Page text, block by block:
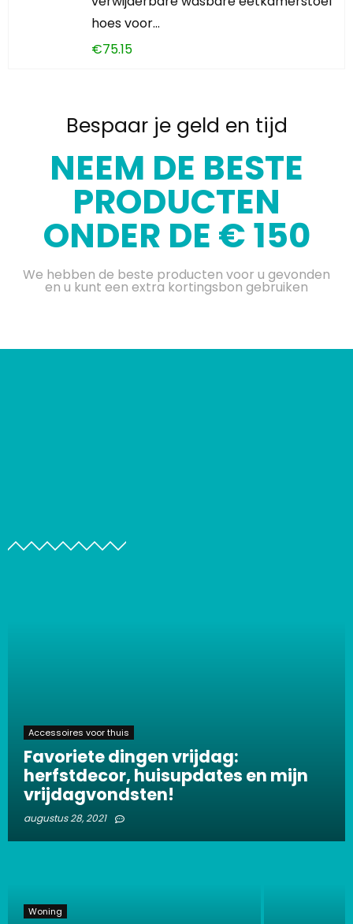
hoes voor…
€75.15
Bespaar je geld en tijd
NEEM DE BESTE
PRODUCTEN
ONDER DE € 150
We hebben de beste producten voor u gevonden
en u kunt een extra kortingsbon gebruiken
Accessoires voor thuis
Favoriete dingen vrijdag:
herfstdecor, huisupdates en mijn
vrijdagvondsten!
augustus 28, 2021
Woning